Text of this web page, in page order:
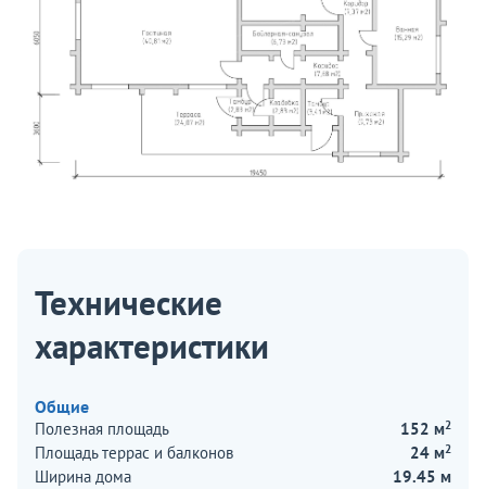
Технические
характеристики
Общие
Полезная площадь 152 м2
Площадь террас и балконов 24 м2
Ширина дома
19.45 м